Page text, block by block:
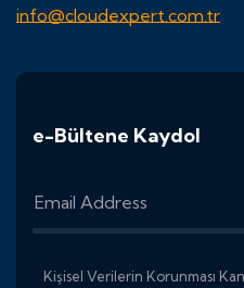
info@cloudexpert.com.tr
e-Bültene Kaydol
Kişisel Verilerin Korunması